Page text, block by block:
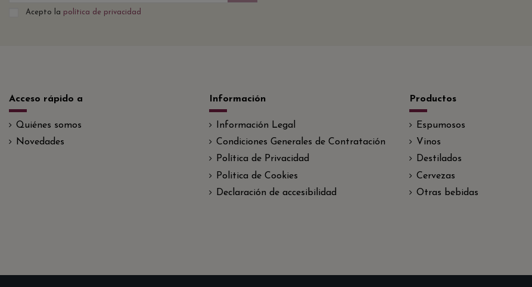
Acepto la política de privacidad
Acceso rápido a
Quiénes somos
Novedades
Información
Información Legal
Condiciones Generales de Contratación
Política de Privacidad
Politica de Cookies
Declaración de accesibilidad
Productos
Espumosos
Vinos
Destilados
Cervezas
Otras bebidas